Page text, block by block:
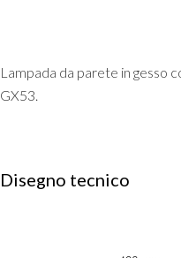
Lampada da parete in gesso
GX53.
Disegno tecnico